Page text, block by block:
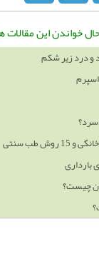
خواندن این
بارداری
چیست؟